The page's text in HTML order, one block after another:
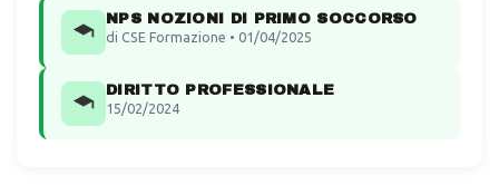
NPS NOZIONI DI PRIMO SOCCORSO
di CSE Formazione • 01/04/2025
DIRITTO PROFESSIONALE
15/02/2024